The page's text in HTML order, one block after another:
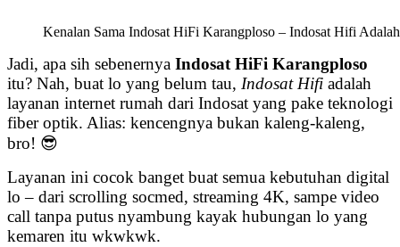
Kenalan Sama Indosat HiFi Karangploso – Indosat Hifi
Jadi, apa sih sebenernya Indosat HiFi Karangploso
itu? Nah, buat lo yang belum tau, Indosat Hifi adalah
layanan internet rumah dari Indosat yang pake teknologi
fiber optik. Alias: kencengnya bukan kaleng-kaleng,
bro! 😎
Layanan ini cocok banget buat semua kebutuhan digital
lo – dari scrolling socmed, streaming 4K, sampe video
call tanpa putus nyambung kayak hubungan lo yang
kemaren itu wkwkwk.